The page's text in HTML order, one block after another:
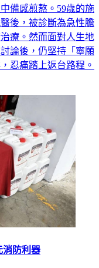
備感煎熬。59歲的施
後，被診斷為急性膽
療。然而面對人生地
論後，仍堅持「寧願
忍痛踏上返台路程。
消防利器